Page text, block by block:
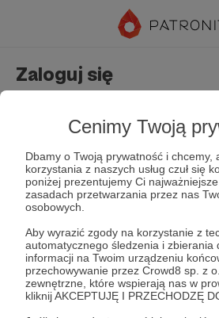
Cenimy Twoją
Dbamy o Twoją prywatność i chcemy,
korzystania z naszych usług czuł się
poniżej prezentujemy Ci
zasadach przetwarzania przez nas
osobowych.
Aby wyrazić zgody na korzystanie z
automatycznego śledzenia i zbierania
informacji na Twoim urządzeniu
przechowywanie przez Crowd8 sp. z
zewnętrzne, które wspierają nas w
kliknij AKCEPTUJĘ I PRZECHODZĘ
Zaloguj się
Zapamiętaj mnie
Zaloguj